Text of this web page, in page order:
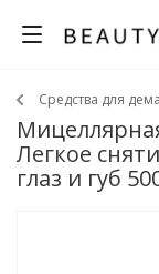
Средства для
Легкое
глаз и губ